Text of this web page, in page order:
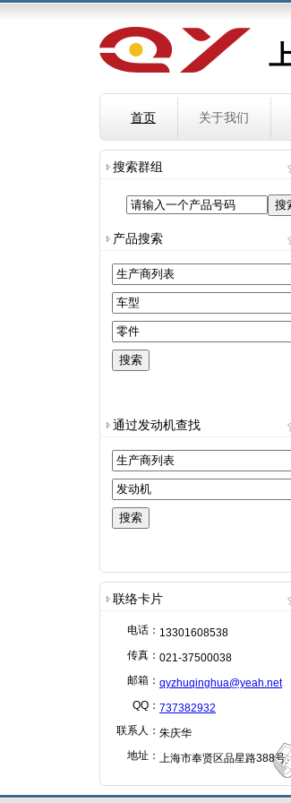
首页 关于我们
搜索群组
请输入一个产品号码
产品搜索
通过发动机查找
联络卡片
电话： 13301608538
传真： 021-37500038
邮箱： qyzhuqinghua@yeah.net
QQ： 737382932
联系人： 朱庆华
地址： 上海市奉贤区品星路388号